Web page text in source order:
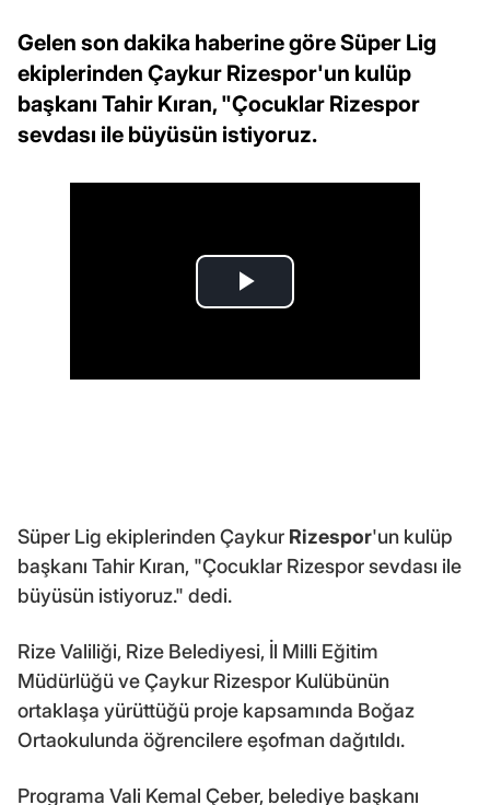
Gelen son dakika haberine göre Süper Lig
ekiplerinden Çaykur Rizespor'un kulüp
başkanı Tahir Kıran, "Çocuklar Rizespor
sevdası ile büyüsün istiyoruz.
Süper Lig ekiplerinden Çaykur Rizespor'un kulüp
başkanı Tahir Kıran, "Çocuklar Rizespor sevdası ile
büyüsün istiyoruz." dedi.
Rize Valiliği, Rize Belediyesi, İl Milli Eğitim
Müdürlüğü ve Çaykur Rizespor Kulübünün
ortaklaşa yürüttüğü proje kapsamında Boğaz
Ortaokulunda öğrencilere eşofman dağıtıldı.
Programa Vali Kemal Çeber, belediye başkanı